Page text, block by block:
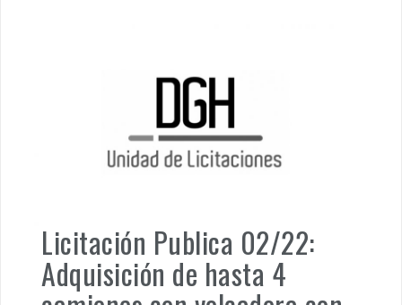
Licitación Publica 02/22:
Adquisición de hasta 4